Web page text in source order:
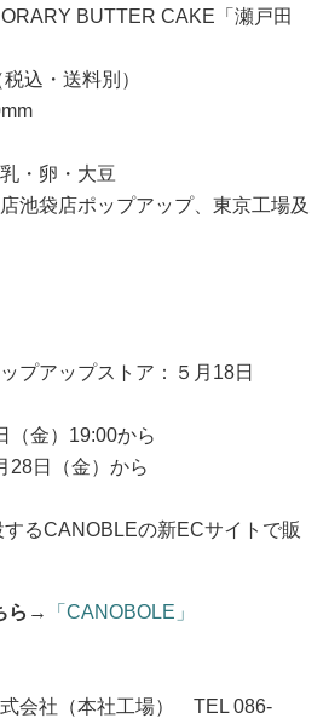
BUTTER CAKE「瀬戸田
込・送料別）
・卵・大豆
池袋店ポップアップ、東京工場及
プアップストア：５月18日
（金）19:00から
28日（金）から
るCANOBLEの新ECサイトで販
ら → 「CANOBOLE」
会社（本社工場） TEL 086-